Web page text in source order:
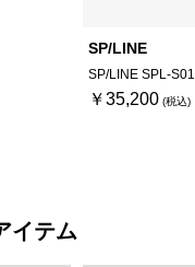
SP/LINE
SP/LINE SPL-S01
￥35,200
イテム